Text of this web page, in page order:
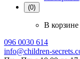
(0)
В корзине
096 0030 614
info@children-